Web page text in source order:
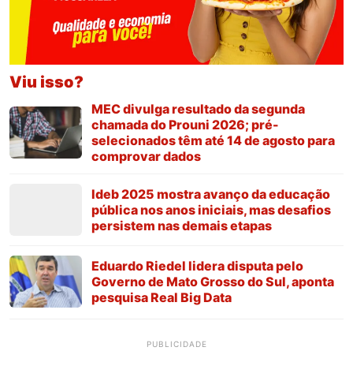
Viu isso?
MEC divulga resultado da segunda
chamada do Prouni 2026; pré-
selecionados têm até 14 de agosto para
comprovar dados
Ideb 2025 mostra avanço da educação
pública nos anos iniciais, mas desafios
persistem nas demais etapas
Eduardo Riedel lidera disputa pelo
Governo de Mato Grosso do Sul, aponta
pesquisa Real Big Data
PUBLICIDADE